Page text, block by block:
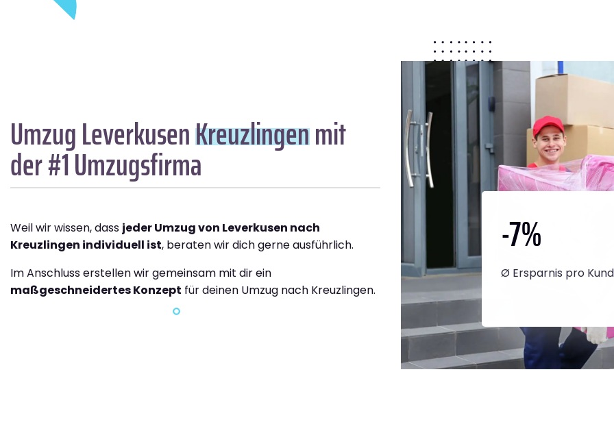
Umzug LeverkusenKreuzlingenmit
der #1 Umzugsfirma
Weil wir wissen, dass jeder Umzug von Leverkusen nach
Kreuzlingen individuell ist, beraten wir dich gerne ausführlich.
Im Anschluss erstellen wir gemeinsam mit dir ein
maßgeschneidertes Konzept für deinen Umzug nach Kreuzlingen.
-7%
Ø Ersparnis pro